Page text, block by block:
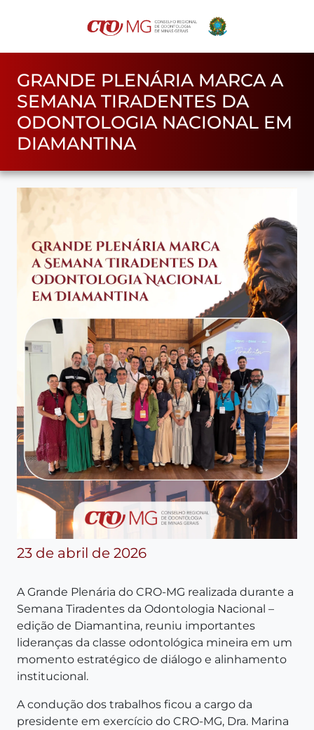
GRANDE PLENÁRIA MARCA A
SEMANA TIRADENTES DA
ODONTOLOGIA NACIONAL EM
DIAMANTINA
23 de abril de 2026
A Grande Plenária do CRO-MG realizada durante a
Semana Tiradentes da Odontologia Nacional –
edição de Diamantina, reuniu importantes
lideranças da classe odontológica mineira em um
momento estratégico de diálogo e alinhamento
institucional.
A condução dos trabalhos ficou a cargo da
presidente em exercício do CRO-MG, Dra. Marina